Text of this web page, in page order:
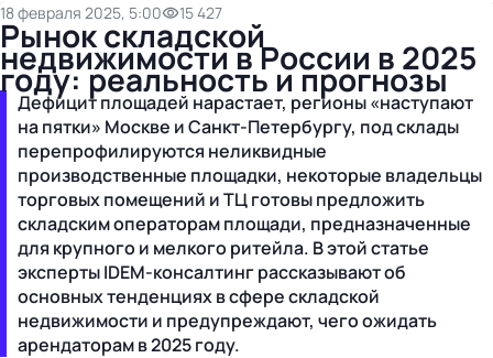
18 февраля 2025, 5:00 15 427
Рынок складской
недвижимости в России в 2025
году: реальность и прогнозы
Дефицит площадей нарастает, регионы «наступают
на пятки» Москве и Санкт-Петербургу, под склады
перепрофилируются неликвидные
производственные площадки, некоторые владельцы
торговых помещений и ТЦ готовы предложить
складским операторам площади, предназначенные
для крупного и мелкого ритейла. В этой статье
эксперты IDEM-консалтинг рассказывают об
основных тенденциях в сфере складской
недвижимости и предупреждают, чего ожидать
арендаторам в 2025 году.